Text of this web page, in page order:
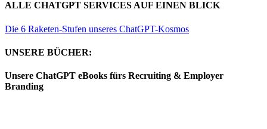
ALLE CHATGPT SERVICES AUF EINEN BLICK
Die 6 Raketen-Stufen unseres ChatGPT-Kosmos
UNSERE BÜCHER:
Unsere ChatGPT eBooks fürs Recruiting & Employer
Branding